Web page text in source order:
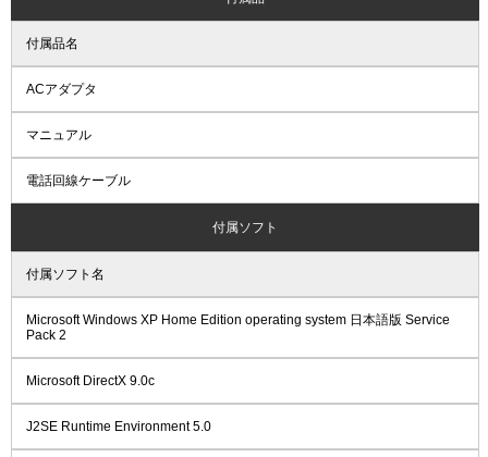
付属品名
ACアダプタ
マニュアル
電話回線ケーブル
付属ソフト
付属ソフト名
Microsoft Windows XP Home Edition operating system 日本語版 Service
Pack 2
Microsoft DirectX 9.0c
J2SE Runtime Environment 5.0